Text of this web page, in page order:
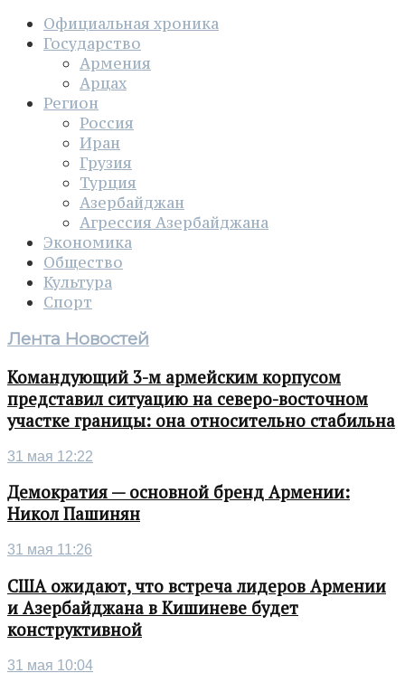
Официальная хроника
Государство
Армения
Арцах
Регион
Россия
Иран
Грузия
Турция
Азербайджан
Агрессия Азербайджана
Экономика
Общество
Культура
Спорт
Лента Новостей
Командующий 3-м армейским корпусом
представил ситуацию на северо-восточном
участке границы: она относительно стабильна
31 мая 12:22
Демократия — основной бренд Армении:
Никол Пашинян
31 мая 11:26
США ожидают, что встреча лидеров Армении
и Азербайджана в Кишиневе будет
конструктивной
31 мая 10:04